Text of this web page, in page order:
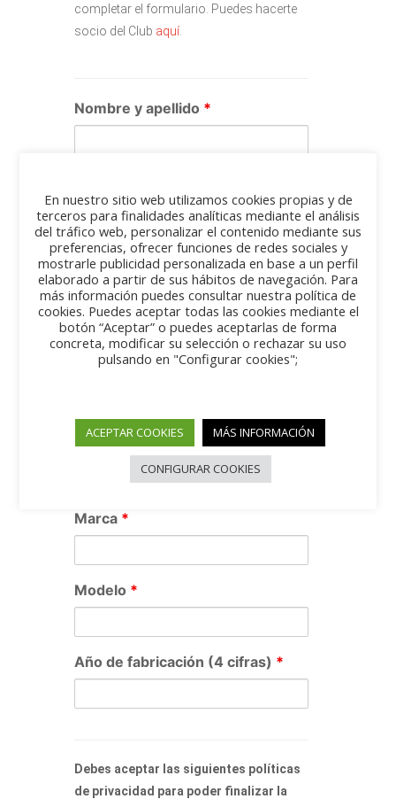
completar el formulario. Puedes hacerte
socio del Club aquí
Nombre y apellido *
¿Eres socio de Clásicos San
Fermín? *
Sí
Coche con el que
acudirás
Marca *
Modelo *
Año de fabricación (4 cifras) *
Debes aceptar las siguientes políticas
de privacidad para poder finalizar la
En nuestro sitio web utilizamos cookies propias y de
terceros para finalidades analíticas mediante el análisis
del tráfico web, personalizar el contenido mediante sus
preferencias, ofrecer funciones de redes sociales y
mostrarle publicidad personalizada en base a un perfil
elaborado a partir de sus hábitos de navegación. Para
más información puedes consultar nuestra política de
cookies. Puedes aceptar todas las cookies mediante el
botón “Aceptar” o puedes aceptarlas de forma
concreta, modificar su selección o rechazar su uso
pulsando en "Configurar cookies";
ACEPTAR COOKIES MÁS INFORMACIÓN
CONFIGURAR COOKIES